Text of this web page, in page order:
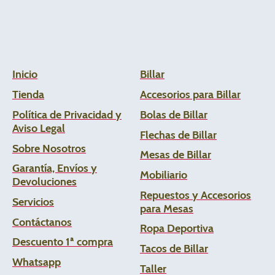
Inicio
Tienda
Política de Privacidad y
Aviso Legal
Sobre Nosotros
Garantía, Envíos y
Devoluciones
Servicios
Contáctanos
Descuento 1ª compra
Whatsapp
Billar
Accesorios para Billar
Bolas de Billar
Flechas de Billar
Mesas de Billar
Mobiliario
Repuestos y Accesorios
para Mesas
Ropa Deportiva
Tacos de Billar
Taller